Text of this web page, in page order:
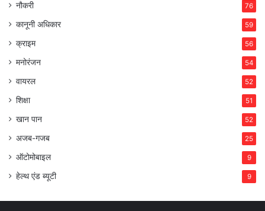
नौकरी 76
कानूनी अधिकार 59
क्राइम 56
मनोरंजन 54
वायरल 52
शिक्षा 51
खान पान 52
अजब-गजब 25
ऑटोमोबाइल 9
हेल्थ एंड ब्यूटी 9